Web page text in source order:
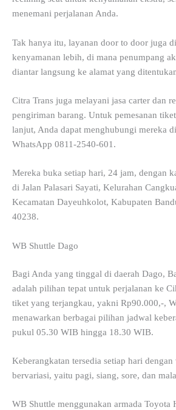
menemani perjalanan Anda.
Tak hanya itu, layanan door to door juga
kenyamanan lebih, di mana penumpang
diantar langsung ke alamat yang
Citra Trans juga melayani jasa carter dan
pengiriman barang. Untuk pemesanan
lanjut, Anda dapat menghubungi mereka
WhatsApp 0811-2540-601.
Mereka buka setiap hari, 24 jam, dengan
di Jalan Palasari Sayati, Kelurahan
Kecamatan Dayeuhkolot, Kabupaten
40238.
WB Shuttle Dago
Bagi Anda yang tinggal di daerah Dago,
adalah pilihan tepat untuk perjalanan ke
tiket yang terjangkau, yakni Rp90.000,-,
menawarkan berbagai pilihan jadwal
pukul 05.30 WIB hingga 18.30 WIB.
Keberangkatan tersedia setiap hari
bervariasi, yaitu pagi, siang, sore, dan
WB Shuttle menggunakan armada Toyota